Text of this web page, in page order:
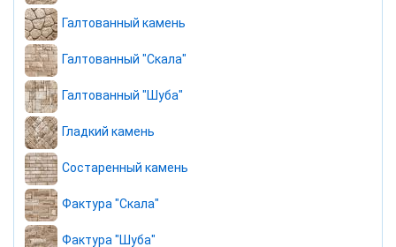
Галтованный камень
Галтованный "Скала"
Галтованный "Шуба"
Гладкий камень
Состаренный камень
Фактура "Скала"
Фактура "Шуба"